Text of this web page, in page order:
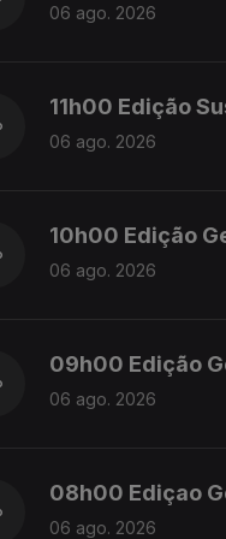
06 ago. 2026
11h00 Edição
06 ago. 2026
10h00 Edição
06 ago. 2026
09h00 Edição
06 ago. 2026
08h00 Ediçao
06 ago. 2026